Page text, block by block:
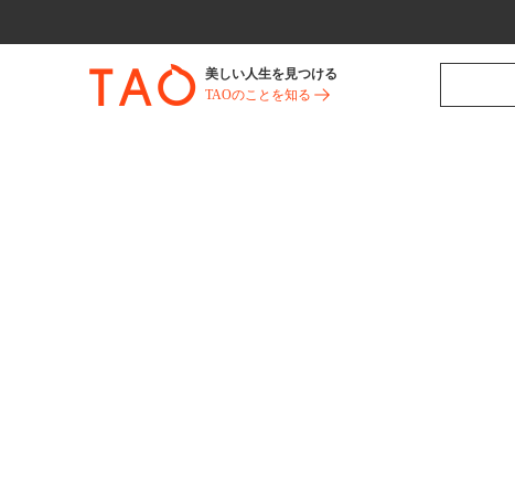
美しい人生を見つける
TAOのことを知る